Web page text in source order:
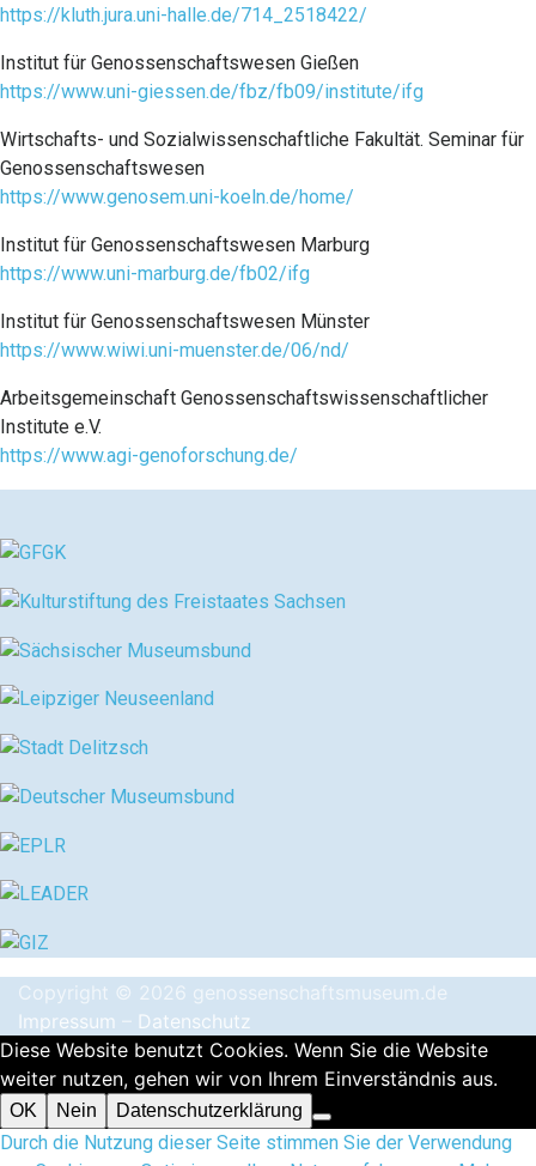
https://kluth.jura.uni-halle.de/714_2518422/
Institut für Genossenschaftswesen Gießen
https://www.uni-giessen.de/fbz/fb09/institute/ifg
Wirtschafts- und Sozialwissenschaftliche Fakultät. Seminar für
Genossenschaftswesen
https://www.genosem.uni-koeln.de/home/
Institut für Genossenschaftswesen Marburg
https://www.uni-marburg.de/fb02/ifg
Institut für Genossenschaftswesen Münster
https://www.wiwi.uni-muenster.de/06/nd/
Arbeitsgemeinschaft Genossenschaftswissenschaftlicher
Institute e.V.
https://www.agi-genoforschung.de/
Copyright © 2026 genossenschaftsmuseum.de
Impressum – Datenschutz
Diese Website benutzt Cookies. Wenn Sie die Website
weiter nutzen, gehen wir von Ihrem Einverständnis aus.
OK Nein Datenschutzerklärung
Durch die Nutzung dieser Seite stimmen Sie der Verwendung